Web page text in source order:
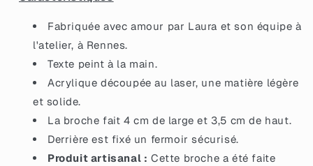
en
noir
avec
des
éclats
de
confettis
doré
en
noir
avec
des
confettis
doré
Fabriquée avec amour par Laura et son équipe à
l'atelier, à Rennes.
Texte peint à la main.
Acrylique découpée au laser, une matière légère
et solide.
La broche fait 4 cm de large et 3,5 cm de haut.
Derrière est fixé un fermoir sécurisé.
Produit artisanal : Cette broche a été faite